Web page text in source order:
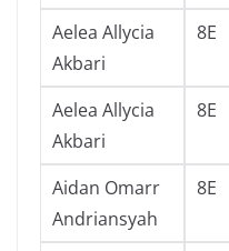
Aelea Allycia
Akbari
8E
Aelea Allycia
Akbari
8E
Aidan Omarr
Andriansyah
8E